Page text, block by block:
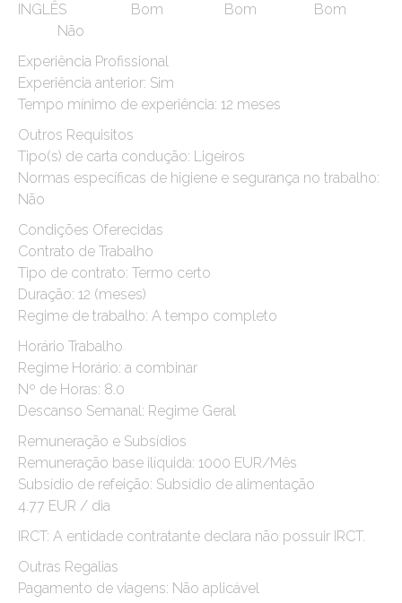
INGLÊS Bom Bom Bom
Não
Experiência Profissional
Experiência anterior: Sim
Tempo mínimo de experiência: 12 meses
Outros Requisitos
Tipo(s) de carta condução: Ligeiros
Normas específicas de higiene e segurança no trabalho:
Não
Condições Oferecidas
Contrato de Trabalho
Tipo de contrato: Termo certo
Duração: 12 (meses)
Regime de trabalho: A tempo completo
Horário Trabalho
Regime Horário: a combinar
Nº de Horas: 8.0
Descanso Semanal: Regime Geral
Remuneração e Subsídios
Remuneração base ilíquida: 1000 EUR/Mês
Subsídio de refeição: Subsídio de alimentação
4.77 EUR / dia
IRCT: A entidade contratante declara não possuir IRCT.
Outras Regalias
Pagamento de viagens: Não aplicável